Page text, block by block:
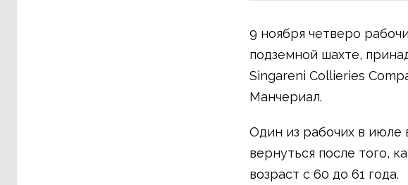
9 ноября четверо
подземной шахте,
Singareni Collieries
Манчериал.
Один из рабочих в
вернуться после того,
возраст с 60 до 61 года.